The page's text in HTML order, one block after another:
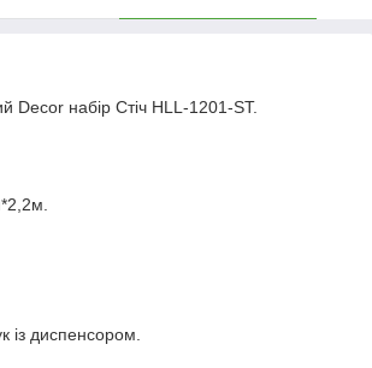
Decor набір Стіч HLL-1201-ST.
із диспенсором.